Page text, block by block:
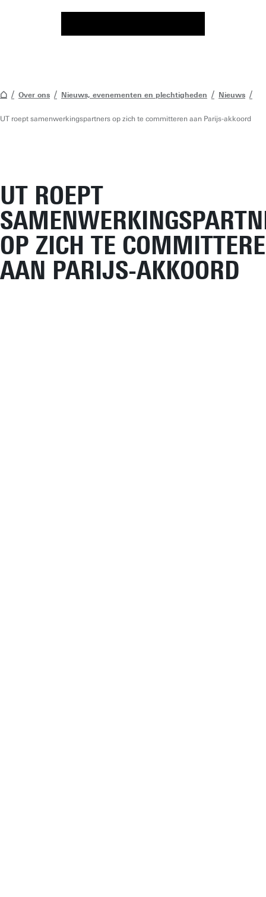
Over ons Nieuws, evenementen en plechtigheden Nieuws
UT roept samenwerkingspartners op zich te committeren aan Parijs-akkoord
UT ROEPT
OP ZICH TE
AAN PARIJS-AKKOORD